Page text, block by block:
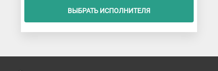
ВЫБРАТЬ ИСПОЛНИТЕЛЯ